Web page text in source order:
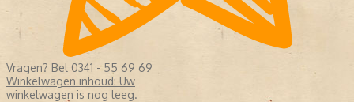
Vragen? Bel 0341 - 55 69 69
Winkelwagen inhoud: Uw
winkelwagen is nog leeg.